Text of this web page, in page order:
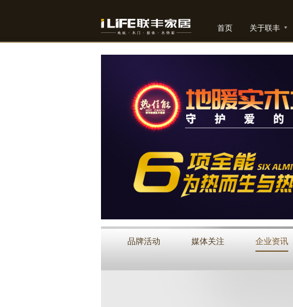
首页 关于联丰
品牌活动 媒体关注 企业资讯